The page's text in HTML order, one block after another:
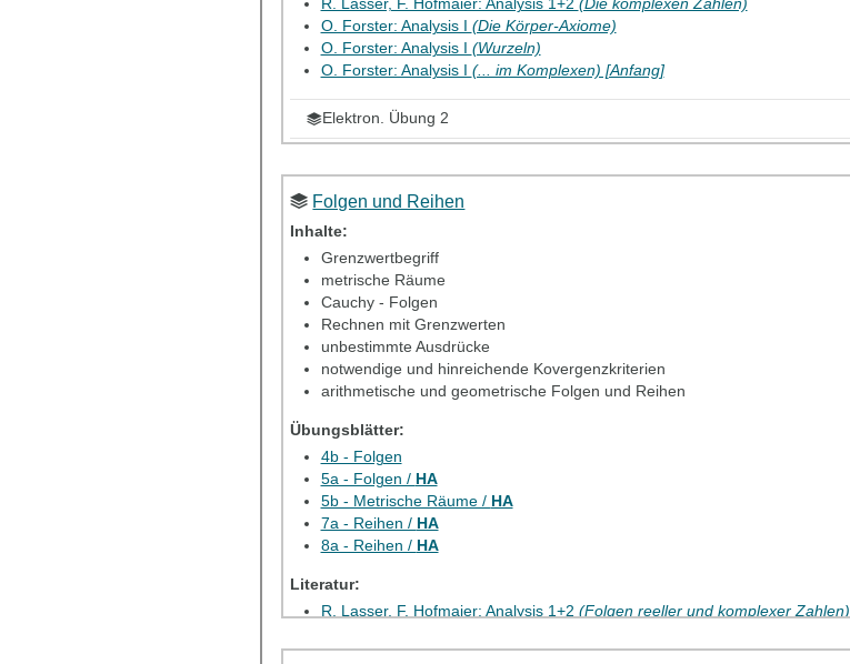
R. Lasser, F. Hofmaier: Analysis 1+2 (Die komplexen Zahlen)
O. Forster: Analysis I (Die Körper-Axiome)
O. Forster: Analysis I (Wurzeln)
O. Forster: Analysis I (... im Komplexen) [Anfang]
Elektron. Übung 2
Folgen und Reihen
Inhalte:
Grenzwertbegriff
metrische Räume
Cauchy - Folgen
Rechnen mit Grenzwerten
unbestimmte Ausdrücke
notwendige und hinreichende Kovergenzkriterien
arithmetische und geometrische Folgen und Reihen
Übungsblätter:
4b - Folgen
5a - Folgen / HA
5b - Metrische Räume / HA
7a - Reihen / HA
8a - Reihen / HA
Literatur:
R. Lasser, F. Hofmaier: Analysis 1+2 (Folgen reeller und komplexer Zahlen)